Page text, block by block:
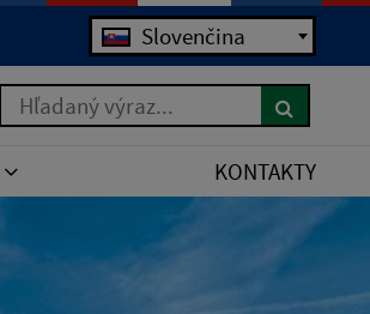
Jazyk Slovenčina
Hľadaný výraz...
KONTAKTY